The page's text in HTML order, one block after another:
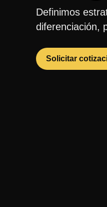
Definimos
diferenciación,
Solicitar